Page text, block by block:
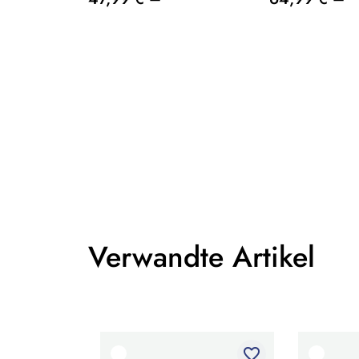
Verwandte Artikel
favorite_border